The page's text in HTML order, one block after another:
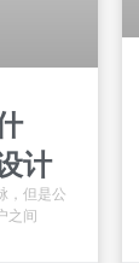
计
但是公
之间